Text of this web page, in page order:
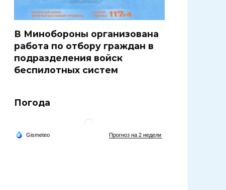
В Минобороны организована
работа по отбору граждан в
подразделения войск
беспилотных систем
Погода